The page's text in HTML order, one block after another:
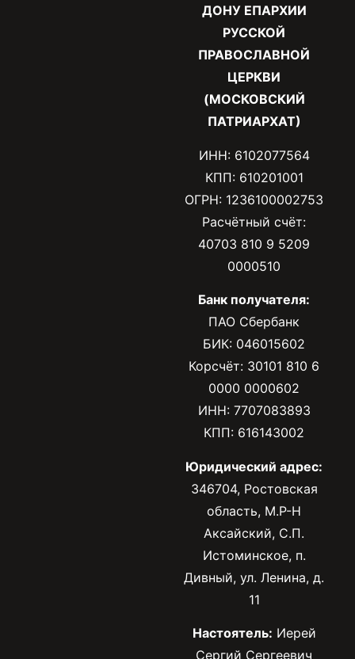
ДОНУ ЕПАРХИИ
РУССКОЙ
ПРАВОСЛАВНОЙ
ЦЕРКВИ
(МОСКОВСКИЙ
ПАТРИАРХАТ)
ИНН: 6102077564
КПП: 610201001
ОГРН: 1236100002753
Расчётный счёт:
40703 810 9 5209
0000510
Банк получателя:
ПАО Сбербанк
БИК: 046015602
Корсчёт: 30101 810 6
0000 0000602
ИНН: 7707083893
КПП: 616143002
Юридический адрес:
346704, Ростовская
область, М.Р-Н
Аксайский, С.П.
Истоминское, п.
Дивный, ул. Ленина, д.
11
Настоятель: Иерей
Сергий Сергеевич